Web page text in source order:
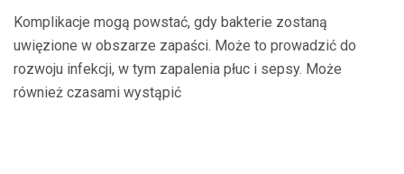
Komplikacje mogą powstać, gdy bakterie zostaną
uwięzione w obszarze zapaści. Może to prowadzić do
rozwoju infekcji, w tym zapalenia płuc i sepsy. Może
również czasami wystąpić